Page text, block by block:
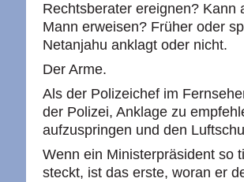
Rechtsberater ereignen? Kann
Mann erweisen? Früher oder
Netanjahu anklagt oder nicht.
Der Arme.
Als der Polizeichef im
der Polizei, Anklage zu
aufzuspringen und den
Wenn ein Ministerpräsident so
steckt, ist das erste, woran er